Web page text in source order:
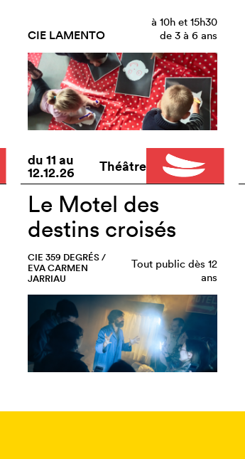
CIE LAMENTO
à 10het 15h30
de 3 à 6 ans
du 11 au
12.12.26 Théâtre
Le Motel des
destins croisés
CIE 359 DEGRÉS /
EVA CARMEN
JARRIAU
Tout public dès 12
ans